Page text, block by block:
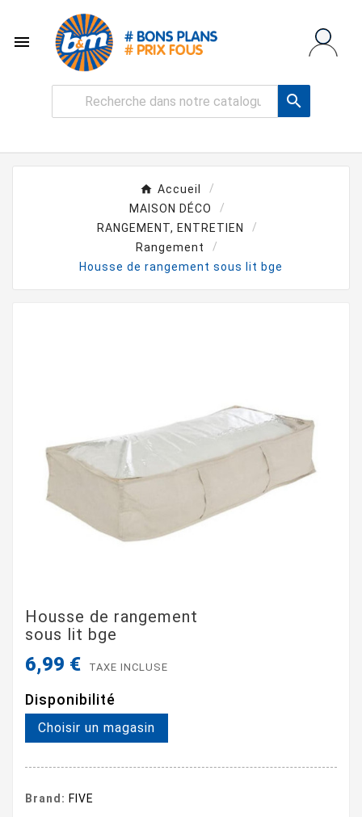


Accueil
MAISON DÉCO
RANGEMENT, ENTRETIEN
Rangement
Housse de rangement sous lit bge
Housse de rangement
sous lit bge
6,99 € TAXE INCLUSE
Disponibilité
Choisir un magasin
Brand: FIVE